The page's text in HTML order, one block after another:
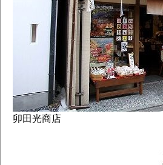
卯田光商店